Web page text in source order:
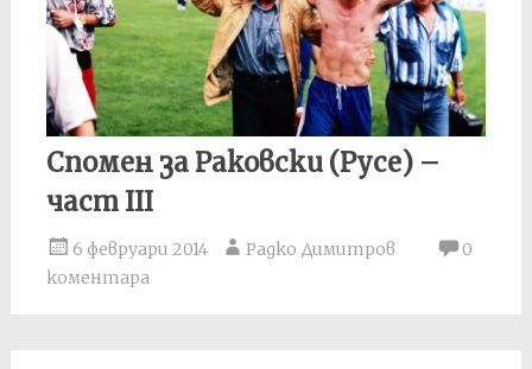
Спомен за Раковски (Русе) –
част III
6 февруари 2014 Радко Димитров
0
коментара